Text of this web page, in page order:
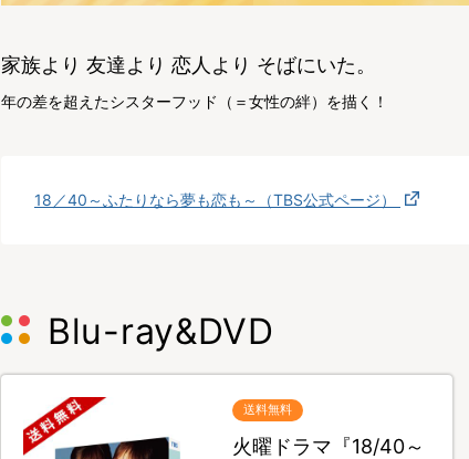
家族より 友達より 恋人より そばにいた。
年の差を超えたシスターフッド（＝女性の絆）を描く！
18／40～ふたりなら夢も恋も～（TBS公式ページ）
Blu-ray&DVD
送料無料
火曜ドラマ『18/40～